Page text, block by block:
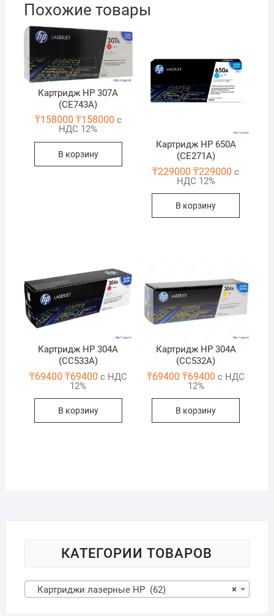
Похожие товары
Картридж HP 307A
(CE743A)
₸158000 ₸158000 с
НДС 12%
В корзину
Картридж HP 650A
(CE271A)
₸229000 ₸229000 с
НДС 12%
В корзину
Картридж HP 304A
(CC533A)
₸69400 ₸69400 с НДС
12%
В корзину
Картридж HP 304A
(CC532A)
₸69400 ₸69400 с НДС
12%
В корзину
КАТЕГОРИИ ТОВАРОВ
×
Картриджи лазерные HP (62)